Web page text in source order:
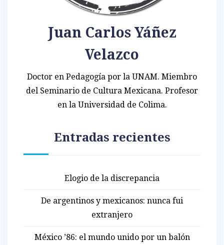
Juan Carlos Yáñez
Velazco
Doctor en Pedagogía por la UNAM. Miembro
del Seminario de Cultura Mexicana. Profesor
en la Universidad de Colima.
Entradas recientes
Elogio de la discrepancia
De argentinos y mexicanos: nunca fui
extranjero
México ’86: el mundo unido por un balón